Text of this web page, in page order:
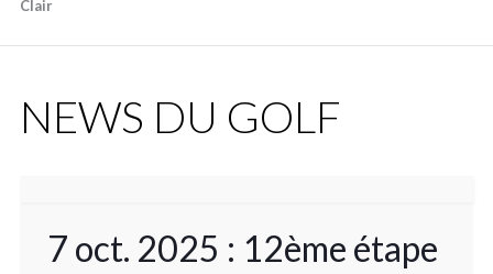
Clair
NEWS DU GOLF
7 oct. 2025 : 12ème étape